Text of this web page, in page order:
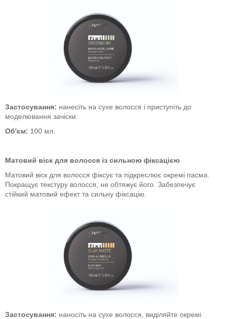
Застосування: нанесіть на сухе волосся і приступіть до
моделювання зачіски.
Об'єм: 100 мл.
Матовий віск для волосся із сильною фіксацією
Матовий віск для волосся фіксує та підкреслює окремі пасма.
Покращує текстуру волосся, не обтяжує його. Забезпечує
стійкий матовий ефект та сильну фіксацію.
Застосування: наносіть на сухе волосся, виділяйте окремі